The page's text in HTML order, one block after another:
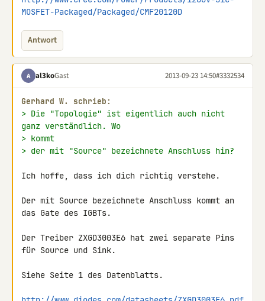
MOSFET-Packaged/Packaged/CMF20120D
Antwort
A al3koGast 2013-09-23 14:50#3332534
Gerhard W. schrieb:
> Die "Topologie" ist eigentlich auch nicht
ganz verständlich. Wo
> kommt
> der mit "Source" bezeichnete Anschluss hin?
Ich hoffe, dass ich dich richtig verstehe.
Der mit Source bezeichnete Anschluss kommt an
das Gate des IGBTs.
Der Treiber ZXGD3003E6 hat zwei separate Pins
für Source und Sink.
Siehe Seite 1 des Datenblatts.